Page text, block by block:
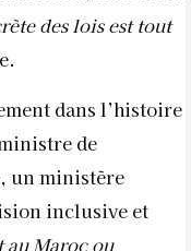
des lois est tout
dans l’histoire
de
un ministère
inclusive et
au Maroc ou